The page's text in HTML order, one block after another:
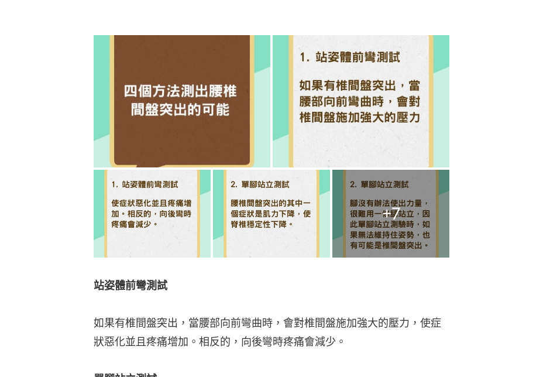
+7
站姿體前彎測試
如果有椎間盤突出，當腰部向前彎曲時，會對椎間盤施加強大的壓力，使症
狀惡化並且疼痛增加。相反的，向後彎時疼痛會減少。